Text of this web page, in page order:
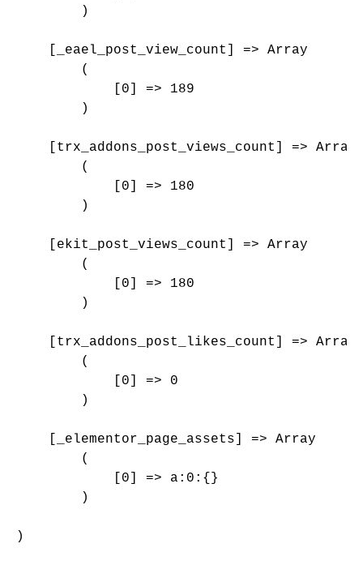
        )
    [_eael_post_view_count] => Array
        (
            [0] => 189
        )
    [trx_addons_post_views_count] => Array
        (
            [0] => 180
        )
    [ekit_post_views_count] => Array
        (
            [0] => 180
        )
    [trx_addons_post_likes_count] => Array
        (
            [0] => 0
        )
    [_elementor_page_assets] => Array
        (
            [0] => a:0:{}
        )
)